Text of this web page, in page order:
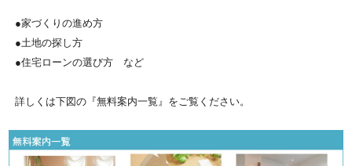
●家づくりの進め方
●土地の探し方
●住宅ローンの選び方 など
詳しくは下図の『無料案内一覧』をご覧ください。